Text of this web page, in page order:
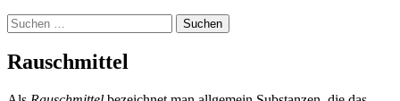
Suchen
nach:
Rauschmittel